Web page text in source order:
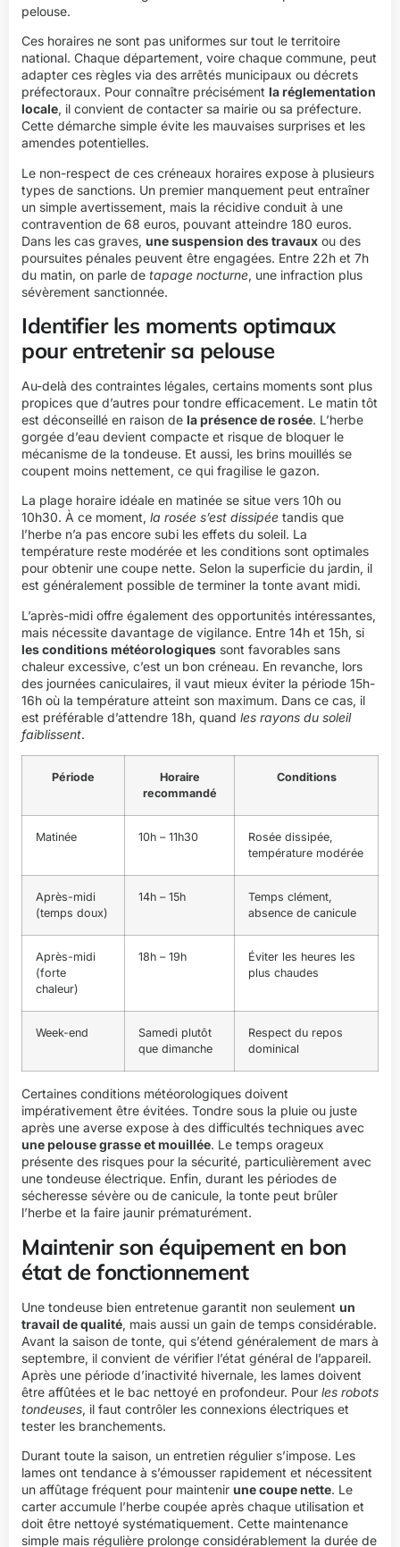
pelouse.
Ces horaires ne sont pas uniformes sur tout le territoire
national. Chaque département, voire chaque commune, peut
adapter ces règles via des arrêtés municipaux ou décrets
préfectoraux. Pour connaître précisément la réglementation
locale, il convient de contacter sa mairie ou sa préfecture.
Cette démarche simple évite les mauvaises surprises et les
amendes potentielles.
Le non-respect de ces créneaux horaires expose à plusieurs
types de sanctions. Un premier manquement peut entraîner
un simple avertissement, mais la récidive conduit à une
contravention de 68 euros, pouvant atteindre 180 euros.
Dans les cas graves, une suspension des travaux ou des
poursuites pénales peuvent être engagées. Entre 22h et 7h
du matin, on parle de tapage nocturne, une infraction plus
sévèrement sanctionnée.
Identifier les moments optimaux
pour entretenir sa pelouse
Au-delà des contraintes légales, certains moments sont plus
propices que d’autres pour tondre efficacement. Le matin tôt
est déconseillé en raison de la présence de rosée. L’herbe
gorgée d’eau devient compacte et risque de bloquer le
mécanisme de la tondeuse. Et aussi, les brins mouillés se
coupent moins nettement, ce qui fragilise le gazon.
La plage horaire idéale en matinée se situe vers 10h ou
10h30. À ce moment, la rosée s’est dissipée tandis que
l’herbe n’a pas encore subi les effets du soleil. La
température reste modérée et les conditions sont optimales
pour obtenir une coupe nette. Selon la superficie du jardin, il
est généralement possible de terminer la tonte avant midi.
L’après-midi offre également des opportunités intéressantes,
mais nécessite davantage de vigilance. Entre 14h et 15h, si
les conditions météorologiques sont favorables sans
chaleur excessive, c’est un bon créneau. En revanche, lors
des journées caniculaires, il vaut mieux éviter la période 15h-
16h où la température atteint son maximum. Dans ce cas, il
est préférable d’attendre 18h, quand les rayons du soleil
faiblissent.
Période
Horaire
recommandé
Conditions
Matinée 10h – 11h30
Rosée dissipée,
température modérée
Après-midi
(temps doux)
14h – 15h
Temps clément,
absence de canicule
Après-midi
(forte
chaleur)
18h – 19h
Éviter les heures les
plus chaudes
Week-end
Samedi plutôt
que dimanche
Respect du repos
dominical
Certaines conditions météorologiques doivent
impérativement être évitées. Tondre sous la pluie ou juste
après une averse expose à des difficultés techniques avec
une pelouse grasse et mouillée. Le temps orageux
présente des risques pour la sécurité, particulièrement avec
une tondeuse électrique. Enfin, durant les périodes de
sécheresse sévère ou de canicule, la tonte peut brûler
l’herbe et la faire jaunir prématurément.
Maintenir son équipement en bon
état de fonctionnement
Une tondeuse bien entretenue garantit non seulement un
travail de qualité, mais aussi un gain de temps considérable.
Avant la saison de tonte, qui s’étend généralement de mars à
septembre, il convient de vérifier l’état général de l’appareil.
Après une période d’inactivité hivernale, les lames doivent
être affûtées et le bac nettoyé en profondeur. Pour les robots
tondeuses, il faut contrôler les connexions électriques et
tester les branchements.
Durant toute la saison, un entretien régulier s’impose. Les
lames ont tendance à s’émousser rapidement et nécessitent
un affûtage fréquent pour maintenir une coupe nette. Le
carter accumule l’herbe coupée après chaque utilisation et
doit être nettoyé systématiquement. Cette maintenance
simple mais régulière prolonge considérablement la durée de